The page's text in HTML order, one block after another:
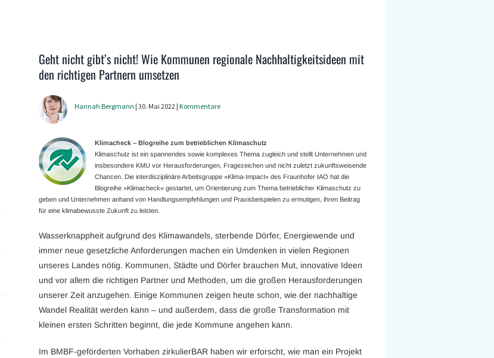
Geht nicht gibt’s nicht! Wie Kommunen regionale Nachhaltigkeitsideen mit
den richtigen Partnern umsetzen
Hannah Bergmann | 30. Mai 2022 | Kommentare
Klimacheck – Blogreihe zum betrieblichen Klimaschutz
Klimaschutz ist ein spannendes sowie komplexes Thema zugleich und stellt Unternehmen und
insbesondere KMU vor Herausforderungen, Fragezeichen und nicht zuletzt zukunftsweisende
Chancen. Die interdisziplinäre Arbeitsgruppe »Klima-Impact« des Fraunhofer IAO hat die
Blogreihe »Klimacheck« gestartet, um Orientierung zum Thema betrieblicher Klimaschutz zu
geben und Unternehmen anhand von Handlungsempfehlungen und Praxisbeispielen zu ermutigen, ihren Beitrag
für eine klimabewusste Zukunft zu leisten.
Wasserknappheit aufgrund des Klimawandels, sterbende Dörfer, Energiewende und
immer neue gesetzliche Anforderungen machen ein Umdenken in vielen Regionen
unseres Landes nötig. Kommunen, Städte und Dörfer brauchen Mut, innovative Ideen
und vor allem die richtigen Partner und Methoden, um die großen Herausforderungen
unserer Zeit anzugehen. Einige Kommunen zeigen heute schon, wie der nachhaltige
Wandel Realität werden kann – und außerdem, dass die große Transformation mit
kleinen ersten Schritten beginnt, die jede Kommune angehen kann.
Im BMBF-geförderten Vorhaben zirkulierBAR haben wir erforscht, wie man ein Projekt